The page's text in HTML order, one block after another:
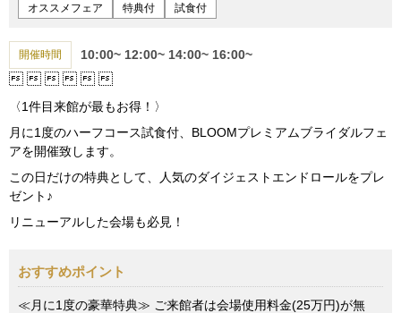
オススメフェア 特典付 試食付
開催時間 10:00~ 12:00~ 14:00~ 16:00~
〈1件目来館が最もお得！〉
月に1度のハーフコース試食付、BLOOMプレミアムブライダルフェ
アを開催致します。
この日だけの特典として、人気のダイジェストエンドロールをプレ
ゼント♪
リニューアルした会場も必見！
おすすめポイント
≪月に1度の豪華特典≫ ご来館者は会場使用料金(25万円)が無